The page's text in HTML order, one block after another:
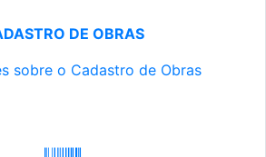
DE OBRAS
sobre o Cadastro de Obras